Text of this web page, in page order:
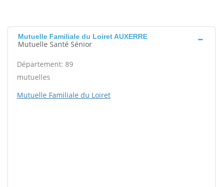
Mutuelle Familiale du Loiret AUXERRE
Mutuelle Santé Sénior
Département: 89
mutuelles
Mutuelle Familiale du Loiret